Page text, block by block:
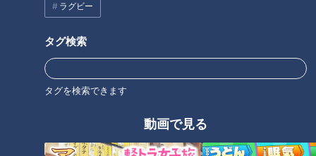
ラグビー
タグ検索
タグを検索できます
動画で見る
【キユーピー３分クッキング】
キング】